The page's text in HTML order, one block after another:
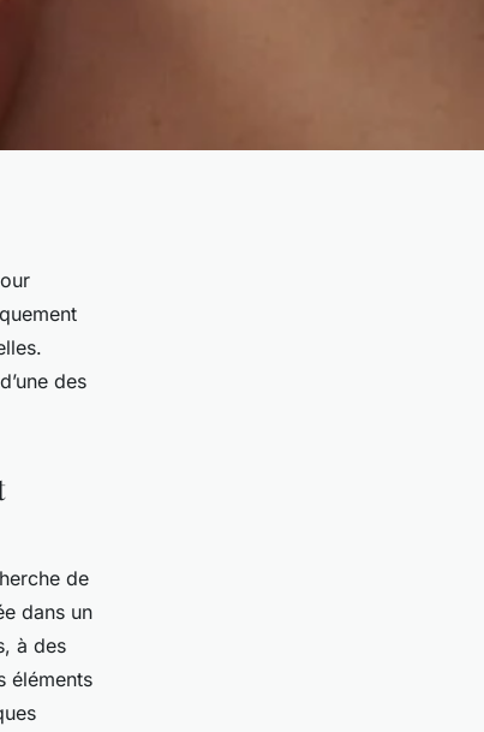
des
de
dans un
à des
éléments